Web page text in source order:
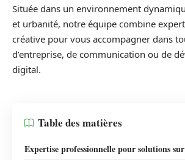
Située dans un environnement
et urbanité, notre équipe combine
créative pour vous accompagner dans
d’entreprise, de communication ou de
digital.
Table des matières
Expertise professionnelle pour solutions